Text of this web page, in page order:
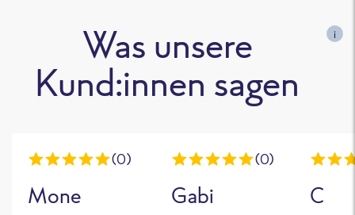
Was unsere
Kund:innen sagen
i
(0)
Mone
(0)
Gabi C